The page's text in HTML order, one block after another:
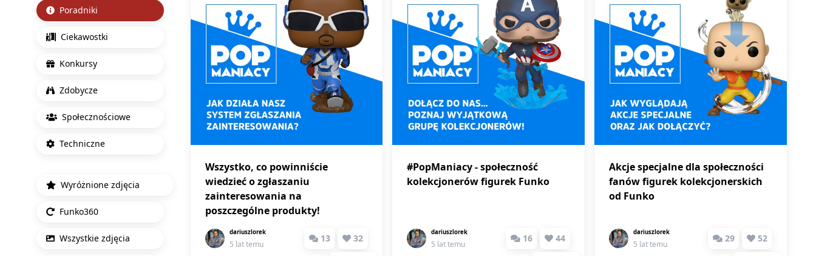
Poradniki
Ciekawostki
Konkursy
Zdobycze
Społecznościowe
Techniczne
Wyróżnione zdjęcia
Funko360
Wszystkie zdjęcia
Wszystko, co powinniście
wiedzieć o zgłaszaniu
zainteresowania na
poszczególne produkty!
dariuszlorek
5 lat temu
13 32
#PopManiacy - społeczność
kolekcjonerów figurek Funko
dariuszlorek
5 lat temu
16 44
Akcje specjalne dla społeczności
fanów figurek kolekcjonerskich
od Funko
dariuszlorek
5 lat temu
29 52